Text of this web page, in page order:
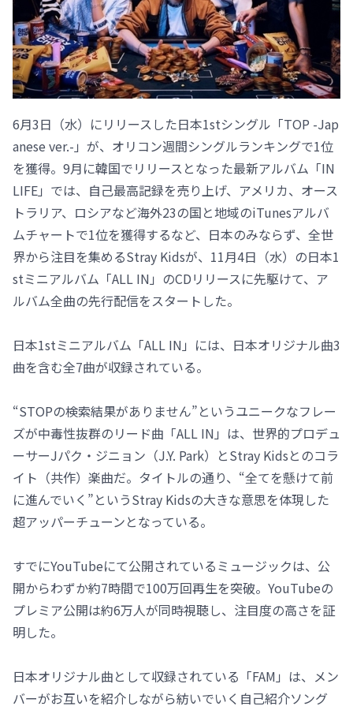
6月3日（水）にリリースした日本1stシングル「TOP -Jap
anese ver.-」が、オリコン週間シングルランキングで1位
を獲得。9月に韓国でリリースとなった最新アルバム「IN
LIFE」では、自己最高記録を売り上げ、アメリカ、オース
トラリア、ロシアなど海外23の国と地域のiTunesアルバ
ムチャートで1位を獲得するなど、日本のみならず、全世
界から注目を集めるStray Kidsが、11月4日（水）の日本1
stミニアルバム「ALL IN」のCDリリースに先駆けて、ア
ルバム全曲の先行配信をスタートした。
日本1stミニアルバム「ALL IN」には、日本オリジナル曲3
曲を含む全7曲が収録されている。
“STOPの検索結果がありません”というユニークなフレー
ズが中毒性抜群のリード曲「ALL IN」は、世界的プロデュ
ーサーJパク・ジニョン（J.Y. Park）とStray Kidsとのコラ
イト（共作）楽曲だ。タイトルの通り、“全てを懸けて前
に進んでいく”というStray Kidsの大きな意思を体現した
超アッパーチューンとなっている。
すでにYouTubeにて公開されているミュージックは、公
開からわずか約7時間で100万回再生を突破。YouTubeの
プレミア公開は約6万人が同時視聴し、注目度の高さを証
明した。
日本オリジナル曲として収録されている「FAM」は、メン
バーがお互いを紹介しながら紡いでいく自己紹介ソング